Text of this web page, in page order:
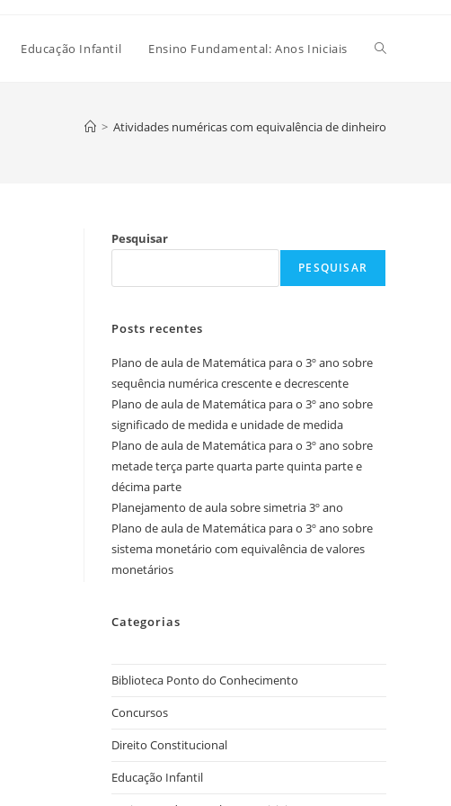
Educação Infantil Ensino Fundamental: Anos Iniciais Alternar
site
> Atividades numéricas com equivalência de dinheiro
Pesquisar
PESQUISAR
Posts recentes
Plano de aula de Matemática para o 3º ano sobre
sequência numérica crescente e decrescente
Plano de aula de Matemática para o 3º ano sobre
significado de medida e unidade de medida
Plano de aula de Matemática para o 3º ano sobre
metade terça parte quarta parte quinta parte e
décima parte
Planejamento de aula sobre simetria 3º ano
Plano de aula de Matemática para o 3º ano sobre
sistema monetário com equivalência de valores
monetários
Categorias
Biblioteca Ponto do Conhecimento
Concursos
Direito Constitucional
Educação Infantil